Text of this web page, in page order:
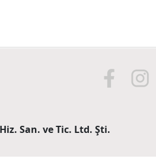
San. ve Tic. Ltd. Şti.